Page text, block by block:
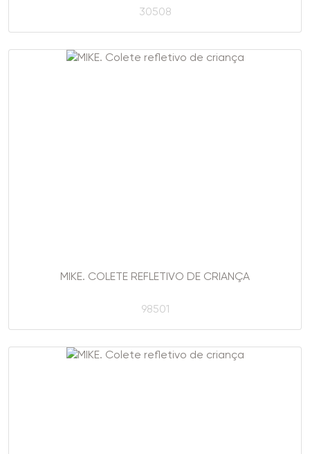
30508
MIKE. COLETE REFLETIVO DE CRIANÇA
98501